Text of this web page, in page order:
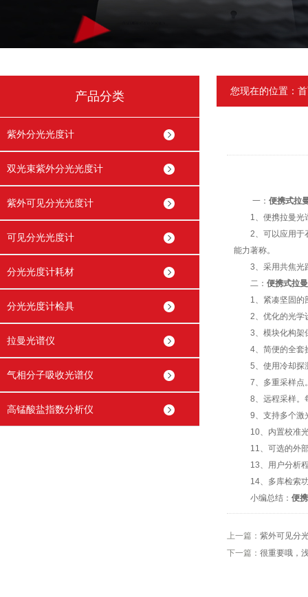
产品分类
紫外分光光度计
双光束紫外分光光度计
紫外可见分光光度计
可见分光光度计
分光光度计耗材
分光光度计检具
拉曼光谱仪
气相分子吸收光谱仪
高锰酸盐指数分析仪
您现在的位置：
一： 便携式拉
1、便携拉曼光谱
2、可以应用于石
能力著称。
3、采用共焦光路
二： 便携式拉
1、紧凑坚固的
2、优化的光学设
3、模块化构架保
4、简便的全套操
5、使用冷却探测
7、多重采样点。
8、远程采样。每
9、支持多个激光
10、内置校准光
11、可选的外部
13、用户分析程
14、多库检索功
小编总结： 便
上一篇： 紫外可见分
下一篇： 很重要哦，